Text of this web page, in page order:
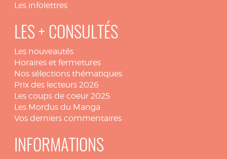
Les infolettres
LES + CONSULTÉS
Les nouveautés
Horaires et fermetures
Nos sélections thématiques
Prix des lecteurs 2026
Les coups de coeur 2025
Les Mordus du Manga
Vos derniers commentaires
INFORMATIONS